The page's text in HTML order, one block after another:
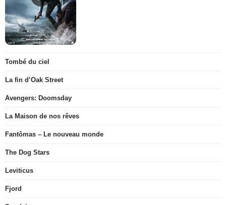
Tombé du ciel
La fin d’Oak Street
Avengers: Doomsday
La Maison de nos rêves
Fantômas – Le nouveau monde
The Dog Stars
Leviticus
Fjord